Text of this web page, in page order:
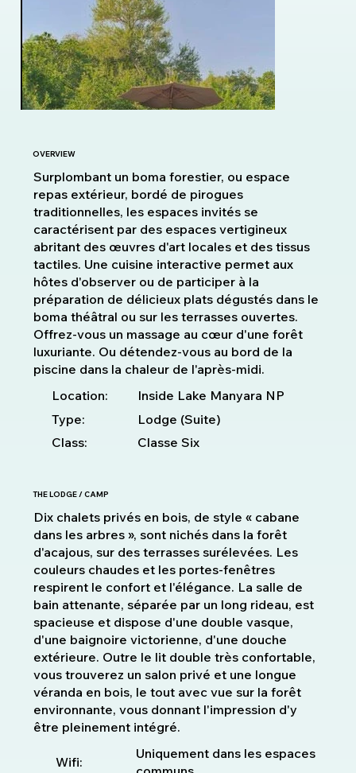
OVERVIEW
Surplombant un boma forestier, ou espace
repas extérieur, bordé de pirogues
traditionnelles, les espaces invités se
caractérisent par des espaces vertigineux
abritant des œuvres d'art locales et des tissus
tactiles. Une cuisine interactive permet aux
hôtes d'observer ou de participer à la
préparation de délicieux plats dégustés dans le
boma théâtral ou sur les terrasses ouvertes.
Offrez-vous un massage au cœur d'une forêt
luxuriante. Ou détendez-vous au bord de la
piscine dans la chaleur de l'après-midi.
Location:
Inside Lake Manyara NP
Type:
Lodge (Suite)
Class:
Classe Six
THE LODGE / CAMP
Dix chalets privés en bois, de style « cabane
dans les arbres », sont nichés dans la forêt
d'acajous, sur des terrasses surélevées. Les
couleurs chaudes et les portes-fenêtres
respirent le confort et l'élégance. La salle de
bain attenante, séparée par un long rideau, est
spacieuse et dispose d'une double vasque,
d'une baignoire victorienne, d'une douche
extérieure. Outre le lit double très confortable,
vous trouverez un salon privé et une longue
véranda en bois, le tout avec vue sur la forêt
environnante, vous donnant l'impression d'y
être pleinement intégré.
Wifi:
Uniquement dans les espaces